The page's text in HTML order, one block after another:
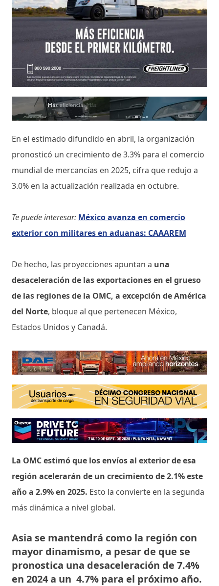
En el estimado difundido en abril, la organización
pronosticó un crecimiento de 3.3% para el comercio
mundial de mercancías en 2025, cifra que redujo a
3.0% en la actualización realizada en octubre.
Te puede interesar: México avanza en comercio
exterior con militares en aduanas: CAAAREM
De hecho, las proyecciones apuntan a una
desaceleración de las exportaciones en el grueso
de las regiones de la OMC, a excepción de América
del Norte, bloque al que pertenecen México,
Estados Unidos y Canadá.
La OMC estimó que los envíos al exterior de esa
región acelerarán de un crecimiento de 2.1% este
año a 2.9% en 2025. Esto la convierte en la segunda
más dinámica a nivel global.
Asia se mantendrá como la región con
mayor dinamismo, a pesar de que se
pronostica una desaceleración de 7.4%
en 2024 a un 4.7% para el próximo año.